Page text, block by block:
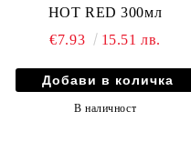
HOT RED 300мл
€7.93
15.51 лв.
В наличност